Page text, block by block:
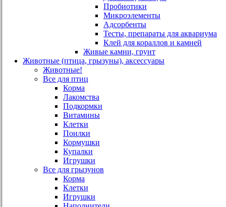
Пробиотики
Микроэлементы
Адсорбенты
Тесты, препараты для аквариума
Клей для кораллов и камней
Живые камни, грунт
Животные (птица, грызуны), аксессуары
Животные!
Все для птиц
Корма
Лакомства
Подкормки
Витамины
Клетки
Поилки
Кормушки
Купалки
Игрушки
Все для грызунов
Корма
Клетки
Игрушки